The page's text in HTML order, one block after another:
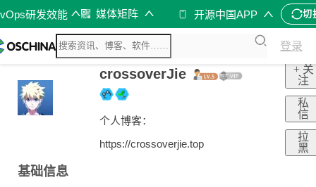
研发效能 媒体矩阵 开源中国APP 切
登录
crossoverJie
个人博客：
https://crossoverjie.top
+ 关
注
私
信
拉
黑
基础信息